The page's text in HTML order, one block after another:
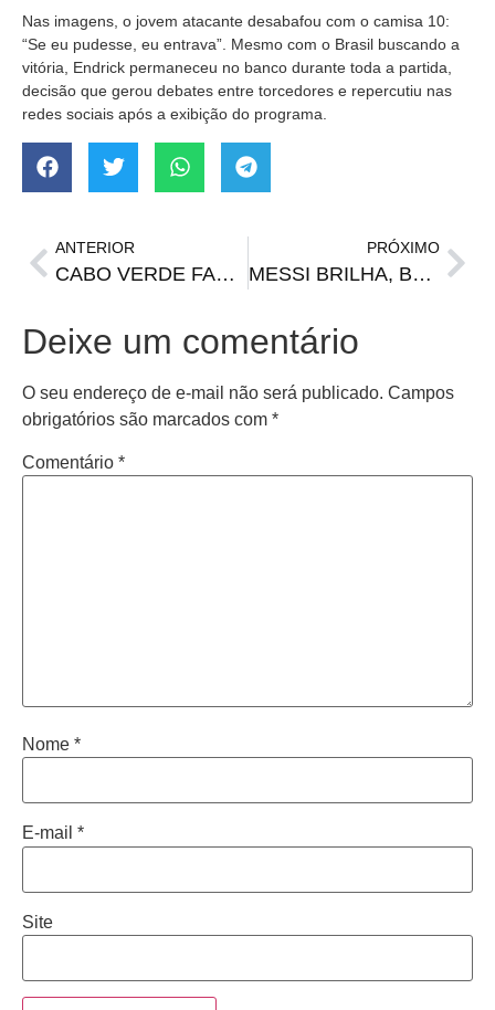
Nas imagens, o jovem atacante desabafou com o camisa 10:
“Se eu pudesse, eu entrava”. Mesmo com o Brasil buscando a
vitória, Endrick permaneceu no banco durante toda a partida,
decisão que gerou debates entre torcedores e repercutiu nas
redes sociais após a exibição do programa.
ANTERIOR
CABO VERDE FAZ HISTÓRIA E SEGURA A FAVORITA ESPANHA NA ESTREIA
PRÓXIMO
MESSI BRILHA, BATE RECORDE E GARANTE ARGENTINA NO MATA-MATA
Deixe um comentário
O seu endereço de e-mail não será publicado. Campos
obrigatórios são marcados com *
Comentário *
Nome *
E-mail *
Site